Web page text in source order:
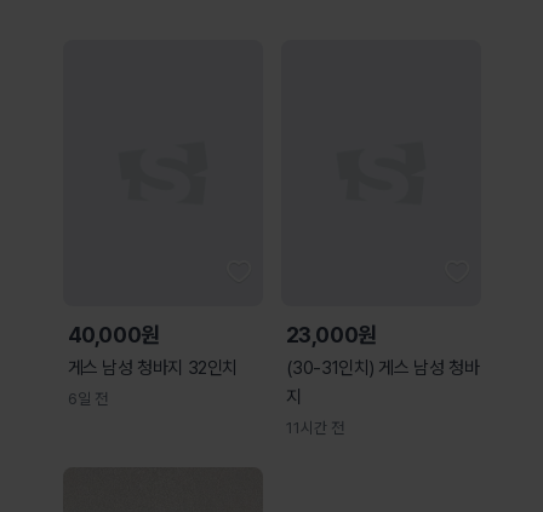
40,000원
게스 남성 청바지 32인치
6일 전
23,000원
(30-31인치) 게스 남성 청바
지
11시간 전